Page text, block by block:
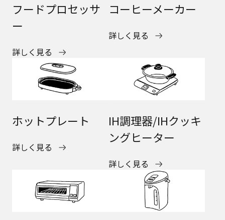
フードプロセッサ
ー
詳しく見る
コーヒーメーカー
詳しく見る
ホットプレート
詳しく見る
IH調理器/IHクッキ
ングヒーター
詳しく見る